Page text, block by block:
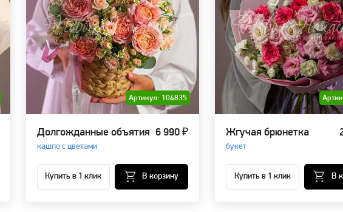
Артикул: 104835
Долгожданные объятия
кашпо с цветами
6 990 ₽
Купить в 1 клик В корзину
Жгучая брюнетка
букет
Купить в 1 клик В